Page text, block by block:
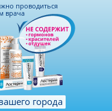
проводиться
врача
города